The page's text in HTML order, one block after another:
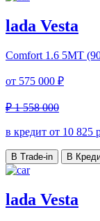
lada Vesta
Comfort 1.6 5MT
от 575 000 ₽
₽ 1 558 000
в кредит от 10 825
В Trade-in В
lada Vesta